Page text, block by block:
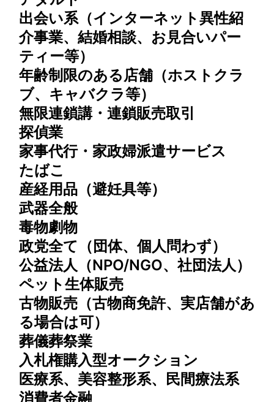
出会い系（インターネット異性紹
介事業、結婚相談、お⾒合いパー
ティー等）
年齢制限のある店舗（ホストクラ
ブ、キャバクラ等）
無限連鎖講・連鎖販売取引
探偵業
家事代行・家政婦派遣サービス
たばこ
産経用品（避妊具等）
武器全般
毒物劇物
政党全て（団体、個⼈問わず）
公益法人（NPO/NGO、社団法⼈）
ペット生体販売
古物販売（古物商免許、実店舗があ
る場合は可）
葬儀葬祭業
入札権購入型オークション
医療系、美容整形系、民間療法系
消費者金融